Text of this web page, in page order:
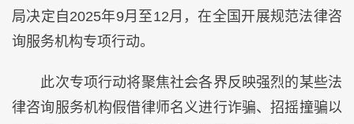
局决定自2025年9月至12月，在全国开展规范法律咨
询服务机构专项行动。
此次专项行动将聚焦社会各界反映强烈的某些法
律咨询服务机构假借律师名义进行诈骗、招摇撞骗以